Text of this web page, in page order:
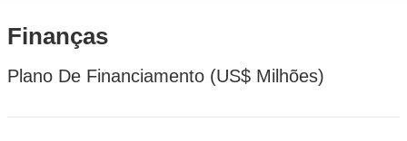
Finanças
Plano De Financiamento (US$ Milhões)